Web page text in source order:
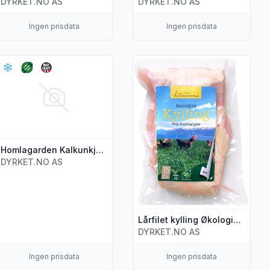
Ingen prisdata Ingen prisdata
Øko 2-pk 300g"Hel Kylling Øko 1.9kg"
Homlagarden Kalkunkjøttdeig 420g
DYRKET.NO AS
Ingen prisdata
Vis flere detaljer for produktet "Homlagarden Kalkunkjøttdeig
Lårfilet kylling Økologisk, ca. 500 g
DYRKET.NO AS
Ingen prisdata
Vis flere detaljer for